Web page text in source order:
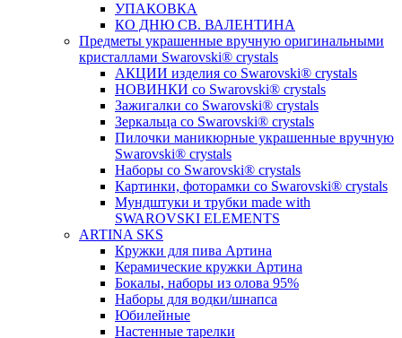
УПАКОВКА
КО ДНЮ СВ. ВАЛЕНТИНА
Предметы украшенные вручную оригинальными
кристаллами Swarovski® crystals
АКЦИИ изделия со Swarovski® crystals
НОВИНКИ со Swarovski® crystals
Зажигалки со Swarovski® crystals
Зеркальца со Swarovski® crystals
Пилочки маникюрные украшенные вручную
Swarovski® crystals
Наборы со Swarovski® crystals
Картинки, фоторамки со Swarovski® crystals
Мундштуки и трубки made with
SWAROVSKI ELEMENTS
ARTINA SKS
Кружки для пива Артина
Керамические кружки Артина
Бокалы, наборы из олова 95%
Наборы для водки/шнапса
Юбилейные
Настенные тарелки